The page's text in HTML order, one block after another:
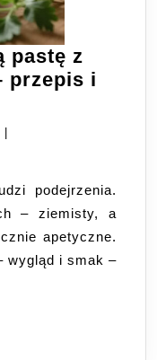
pastę z
przepis i
Kristián
|
– ziemisty, a
apetyczne.
wygląd i smak –